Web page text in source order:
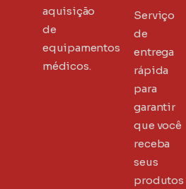
aquisição
de
equipamentos
médicos.
Serviço
de
entrega
rápida
para
garantir
que você
receba
seus
produtos